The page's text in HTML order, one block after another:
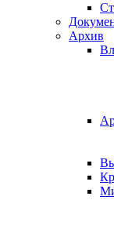
Архив